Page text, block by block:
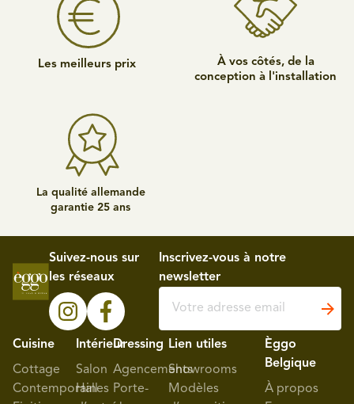
Les meilleurs prix
À vos côtés, de la
conception à l'installation
La qualité allemande
garantie 25 ans
Suivez-nous sur
les réseaux
Inscrivez-vous à notre
newsletter
Cuisine
Cottage
Contemporaines
Intérieur
Salon
Hall
Dressing
Agencements
Porte-
Lien utiles
Showrooms
Modèles
Èggo
Belgique
À propos